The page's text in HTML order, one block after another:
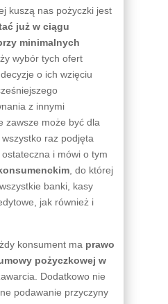
kuszą nas pożyczki jest
już w ciągu
minimalnych
wybór tych ofert
o ich wzięciu
z innymi
zawsze może być dla
raz podjęta
i mówi o tym
, do której
banki, kasy
jak również i
konsument ma prawo
pożyczkowej w
Dodatkowo nie
podawanie przyczyny